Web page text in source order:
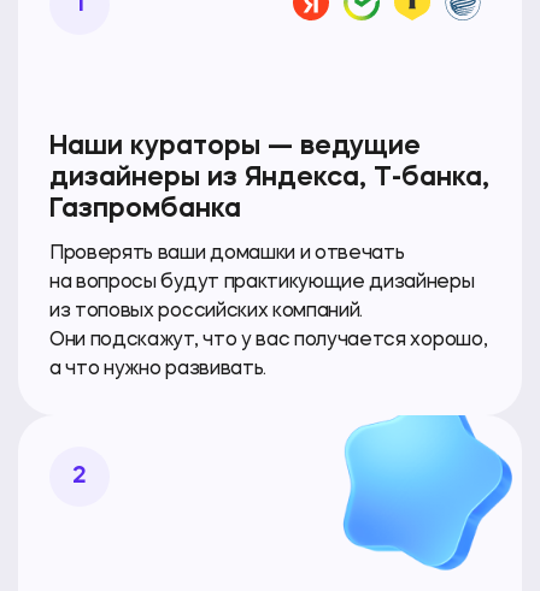
Наши кураторы — ведущие
дизайнеры из Яндекса, Т-банка,
Газпромбанка
Проверять ваши домашки и отвечать
на вопросы будут практикующие дизайнеры
из топовых российских компаний.
Они подскажут, что у вас получается хорошо,
а что нужно развивать.
2